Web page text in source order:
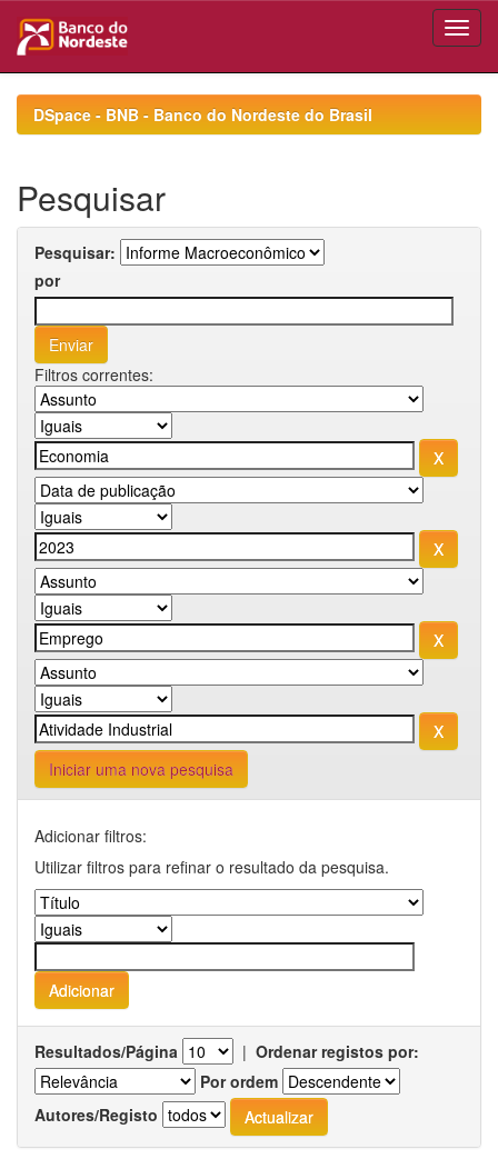
navigationDSpace - BNB - Banco do Nordeste do Brasil
Pesquisar
Pesquisar:
por
Filtros correntes:
Iniciar uma nova pesquisa
Adicionar filtros:
Utilizar filtros para refinar o resultado da pesquisa.
Resultados/Página | Ordenar registos por:
Por ordem
Autores/Registo